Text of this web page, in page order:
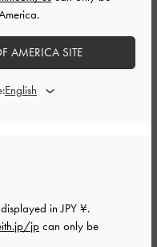
せやすいデザインがお気
系
displayed inJPY ¥.
jpcan only be
AMERICA SITE